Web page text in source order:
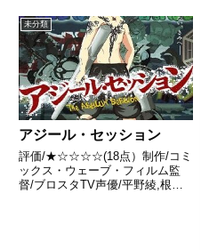
未分類
アジール・セッション
評価/★☆☆☆☆(18点）制作/コミ
ックス・ウェーブ・フィルム監
督/ブロスタTV声優/平野綾,根本